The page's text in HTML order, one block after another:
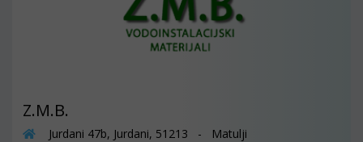
Z.M.B.
Jurdani 47b, Jurdani, 51213 - Matulji